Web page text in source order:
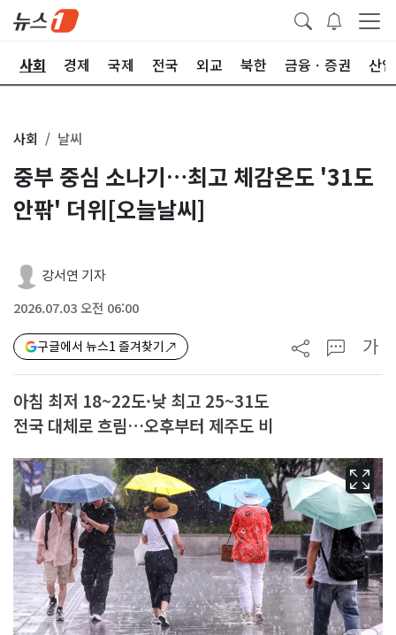
사회 경제 국제 전국 외교 북한 금융ㆍ증권 산업
사회 날씨
중부 중심 소나기…최고 체감온도 '31도
안팎' 더위[오늘날씨]
강서연 기자
2026.07.03 오전 06:00
구글에서 뉴스1 즐겨찾기 가
아침 최저 18~22도·낮 최고 25~31도
전국 대체로 흐림…오후부터 제주도 비